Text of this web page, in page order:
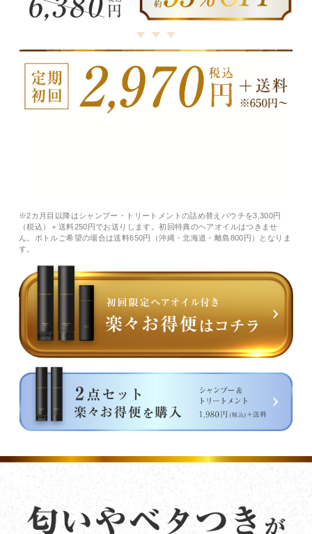
※2カ月目以降はシャンプー・トリートメントの詰め替えパウチを3,300円
（税込）＋送料250円でお送りします。初回特典のヘアオイルはつきませ
ん。ボトルご希望の場合は送料650円（沖縄・北海道・離島800円）となりま
す。